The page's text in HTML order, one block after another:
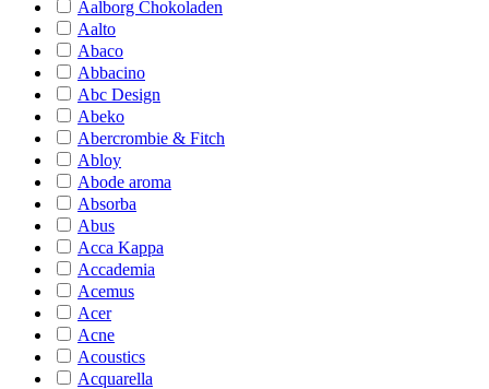
Aalborg Chokoladen
Aalto
Abaco
Abbacino
Abc Design
Abeko
Abercrombie & Fitch
Abloy
Abode aroma
Absorba
Abus
Acca Kappa
Accademia
Acemus
Acer
Acne
Acoustics
Acquarella